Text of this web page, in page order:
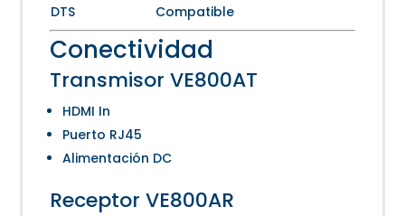
DTS
Compatible
Conectividad
Transmisor VE800AT
HDMI In
Puerto RJ45
Alimentación DC
Receptor VE800AR